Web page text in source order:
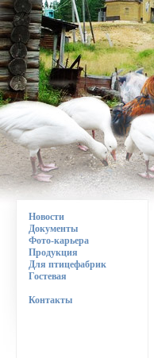
Новости
Документы
Фото-карьера
Продукция
Для птицефабрик
Гостевая
Контакты